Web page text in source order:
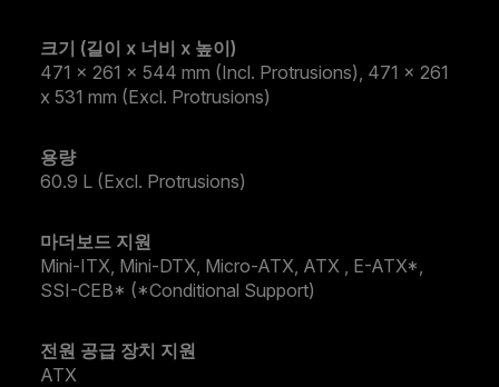
크기 (길이 x 너비 x 높이)
471 x 261 x 544 mm (Incl. Protrusions), 471 x 261
x 531 mm (Excl. Protrusions)
용량
60.9 L (Excl. Protrusions)
마더보드 지원
Mini-ITX, Mini-DTX, Micro-ATX, ATX , E-ATX*,
SSI-CEB* ​(*Conditional Support)
전원 공급 장치 지원
ATX